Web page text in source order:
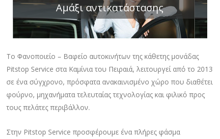
Αμάξι αντικατάστασης
Το Φανοποιείο – Βαφείο αυτοκινήτων της κάθετης μονάδας
Pitstop Service στα Καμίνια του Πειραιά, λειτουργεί από το 2013
σε ένα σύγχρονο, πρόσφατα ανακαινισμένο χώρο που διαθέτει
φούρνο, μηχανήματα τελευταίας τεχνολογίας και φιλικό προς
τους πελάτες περιβάλλον.
Στην Pitstop Service προσφέρουμε ένα πλήρες φάσμα